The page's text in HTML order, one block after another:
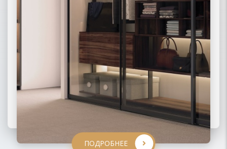
ПОДРОБНЕЕ
ПОДРОБНЕЕ
ПОДРОБНЕЕ